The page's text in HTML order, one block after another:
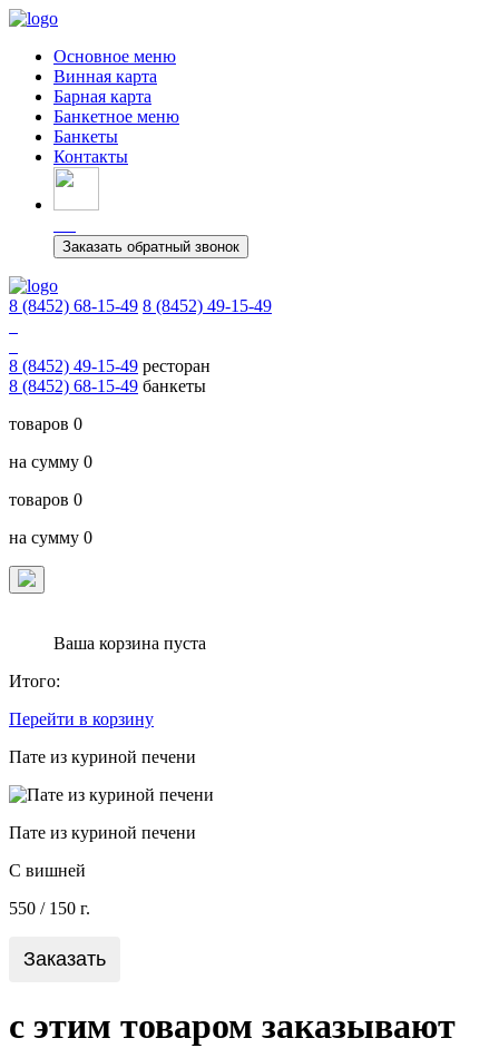
Основное меню
Винная карта
Барная карта
Банкетное меню
Банкеты
Контакты
Заказать обратный звонок
8 (8452) 68-15-49 8 (8452) 49-15-49
8 (8452) 49-15-49 ресторан
8 (8452) 68-15-49 банкеты
товаров 0
на сумму 0
товаров 0
на сумму 0
Ваша корзина пуста
Итого:
Перейти в корзину
Пате из куриной печени
Пате из куриной печени
С вишней
550 / 150 г.
Заказать
с этим товаром заказывают